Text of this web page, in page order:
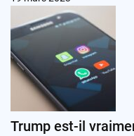
Trump est-il